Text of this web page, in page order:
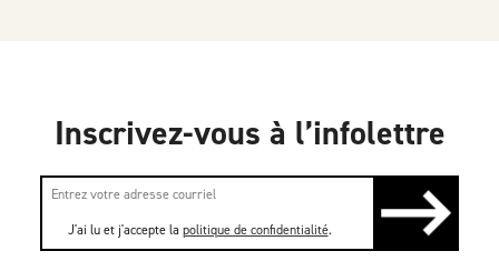
Inscrivez-vous à l’infolettre
J'ai lu et j'accepte la politique de confidentialité.